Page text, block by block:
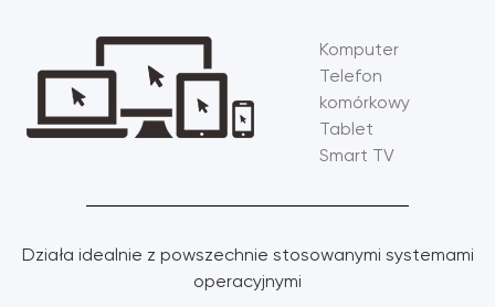
Komputer
Telefon
komórkowy
Tablet
Smart TV
Działa idealnie z powszechnie stosowanymi systemami
operacyjnymi